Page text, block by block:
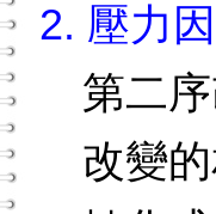
2. 壓力
第二序
改變的